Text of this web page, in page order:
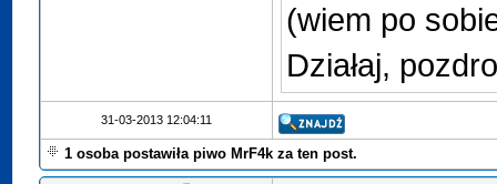
(wiem po
Działaj,
31-03-2013 12:04:11
1 osoba postawiła piwo MrF4k za ten post.